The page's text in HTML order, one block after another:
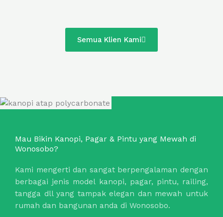
Semua Klien Kami
Mau Bikin Kanopi, Pagar & Pintu yang Mewah di
Wonosobo?
Kami mengerti dan sangat berpengalaman dengan
berbagai jenis model kanopi, pagar, pintu, railing,
tangga dll yang tampak elegan dan mewah untuk
rumah dan bangunan anda di Wonosobo.